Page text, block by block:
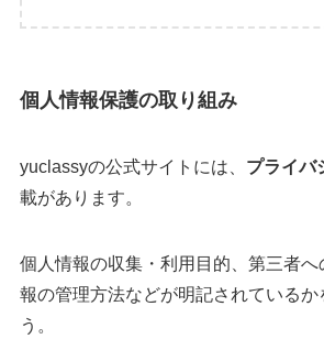
個人情報保護の取り組み
yuclassyの公式サイトには、 プライバ
載があります。
個人情報の収集・利用目的、第三者
報の管理方法などが明記されているか
う。